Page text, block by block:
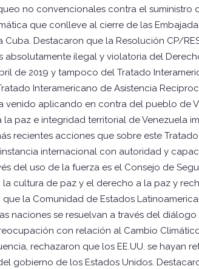
no convencionales contra el suministro
que conlleve al cierre de las
Destacaron que la Resolución CP/
absolutamente ilegal y violatoria del
de 2019 y tampoco del Tratado
Interamericano de Asistencia
venido aplicando en contra del pueblo de
paz e integridad territorial de Venezuela
recientes acciones que sobre este
internacional con autoridad y
del uso de la fuerza es el Consejo de
cultura de paz y el derecho a la paz y
la Comunidad de Estados
naciones se resuelvan a través del
con relación al Cambio
rechazaron que los EE.UU. se hayan
gobierno de los Estados Unidos.